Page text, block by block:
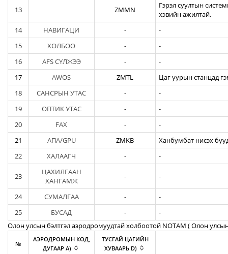
13 ZMMN
Гэрэл суултын
хэвийн ажилтай.
14
НАВИГАЦИ -
-
15
ХОЛБОО -
-
16
AFS СҮЛЖЭЭ -
-
17
AWOS ZMTL
Цаг уурын станцад
18
САНСРЫН УТАС -
-
19
ОПТИК УТАС -
-
20
FAX -
-
21
АПА/GPU ZMKB
Ханбумбат нисэх
22
ХАЛААГЧ - -
23
ЦАХИЛГААН
ХАНГАМЖ
- -
24 СУМАЛГАА -
-
25
БУСАД -
-
Олон улсын бэлтгэл аэродромуудтай холбоотой NOTAM ( Oлон
№
АЭРОДРОМЫН КОД,
ДУГААР A)
ТУСГАЙ ЦАГИЙН
ХУВААРЬ D)